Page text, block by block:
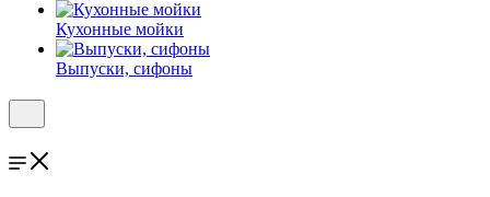
Кухонные мойки
Выпуски, сифоны